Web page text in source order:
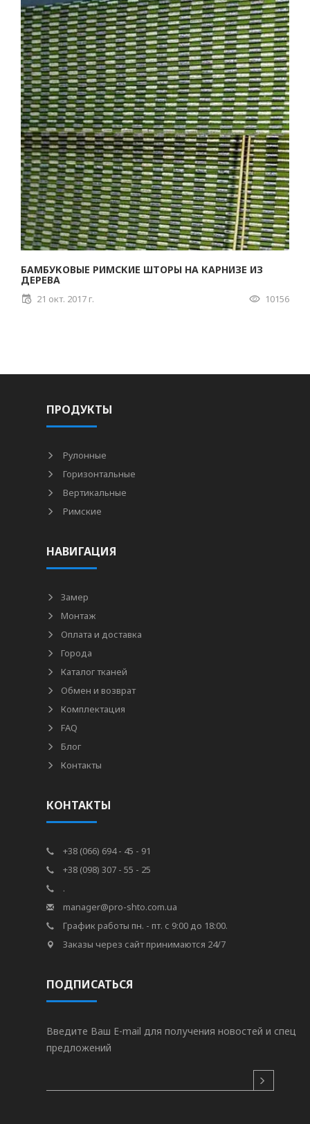
БАМБУКОВЫЕ РИМСКИЕ ШТОРЫ НА КАРНИЗЕ ИЗ
ДЕРЕВА
21 окт. 2017 г. 10156
ПРОДУКТЫ
Рулонные
Горизонтальные
Вертикальные
Римские
НАВИГАЦИЯ
Замер
Монтаж
Оплата и доставка
Города
Каталог тканей
Обмен и возврат
Комплектация
FAQ
Блог
Контакты
КОНТАКТЫ
+38 (066) 694 - 45 - 91
+38 (098) 307 - 55 - 25
.
manager@pro-shto.com.ua
График работы пн. - пт. с 9:00 до 18:00.
Заказы через сайт принимаются 24/7
ПОДПИСАТЬСЯ
Введите Ваш E-mail для получения новостей и спец
предложений